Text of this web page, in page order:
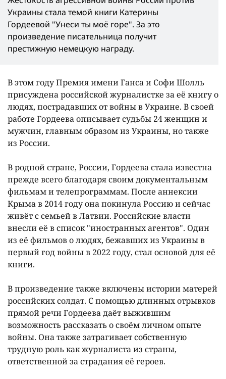
Украины стала темой книги Катерины
Гордеевой "Унеси ты моё горе". За это
произведение писательница получит
престижную немецкую награду.
В этом году Премия имени Ганса и Софи Шолль
присуждена российской журналистке за её книгу о
людях, пострадавших от войны в Украине. В своей
работе Гордеева описывает судьбы 24 женщин и
мужчин, главным образом из Украины, но также
из России.
В родной стране, России, Гордеева стала известна
прежде всего благодаря своим документальным
фильмам и телепрограммам. После аннексии
Крыма в 2014 году она покинула Россию и сейчас
живёт с семьей в Латвии. Российские власти
внесли её в список "иностранных агентов". Один
из её фильмов о людях, бежавших из Украины в
первый год войны в 2022 году, стал основой для её
книги.
В произведение также включены истории матерей
российских солдат. С помощью длинных отрывков
прямой речи Гордеева даёт выжившим
возможность рассказать о своём личном опыте
войны. Она также затрагивает собственную
трудную роль как журналиста из страны,
ответственной за страдания её героев.